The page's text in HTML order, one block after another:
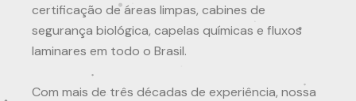
certificação de áreas limpas, cabines de
segurança biológica, capelas químicas e fluxos
laminares em todo o Brasil.
Com mais de três décadas de experiência, nossa